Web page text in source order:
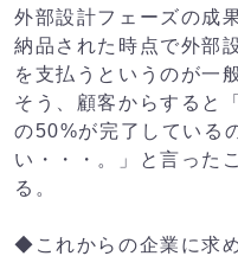
外部設計フェーズの成
納品された時点で外部
を支払うというのが一
そう、顧客からすると
の50%が完了している
い・・・。」と言った
る。
◆これからの企業に求